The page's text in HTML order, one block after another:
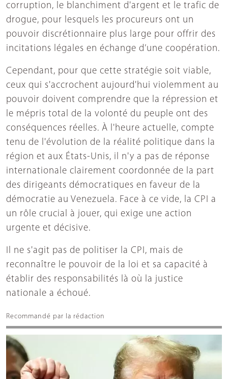
corruption, le blanchiment d'argent et le trafic de
drogue, pour lesquels les procureurs ont un
pouvoir discrétionnaire plus large pour offrir des
incitations légales en échange d’une coopération.
Cependant, pour que cette stratégie soit viable,
ceux qui s'accrochent aujourd'hui violemment au
pouvoir doivent comprendre que la répression et
le mépris total de la volonté du peuple ont des
conséquences réelles. À l'heure actuelle, compte
tenu de l'évolution de la réalité politique dans la
région et aux États-Unis, il n'y a pas de réponse
internationale clairement coordonnée de la part
des dirigeants démocratiques en faveur de la
démocratie au Venezuela. Face à ce vide, la CPI a
un rôle crucial à jouer, qui exige une action
urgente et décisive.
Il ne s'agit pas de politiser la CPI, mais de
reconnaître le pouvoir de la loi et sa capacité à
établir des responsabilités là où la justice
nationale a échoué.
Recommandé par la rédaction